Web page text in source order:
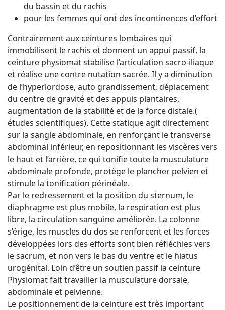
du bassin et du rachis
pour les femmes qui ont des incontinences d’effort
Contrairement aux ceintures lombaires qui
immobilisent le rachis et donnent un appui passif, la
ceinture physiomat stabilise l’articulation sacro-iliaque
et réalise une contre nutation sacrée. Il y a diminution
de l’hyperlordose, auto grandissement, déplacement
du centre de gravité et des appuis plantaires,
augmentation de la stabilité et de la force distale.(
études scientifiques). Cette statique agit directement
sur la sangle abdominale, en renforçant le transverse
abdominal inférieur, en repositionnant les viscères vers
le haut et l’arrière, ce qui tonifie toute la musculature
abdominale profonde, protège le plancher pelvien et
stimule la tonification périnéale.
Par le redressement et la position du sternum, le
diaphragme est plus mobile, la respiration est plus
libre, la circulation sanguine améliorée. La colonne
s’érige, les muscles du dos se renforcent et les forces
développées lors des efforts sont bien réfléchies vers
le sacrum, et non vers le bas du ventre et le hiatus
urogénital. Loin d’être un soutien passif la ceinture
Physiomat fait travailler la musculature dorsale,
abdominale et pelvienne.
Le positionnement de la ceinture est très important